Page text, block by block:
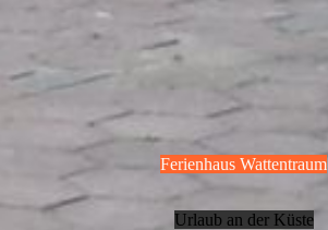
Ferienhaus Wattentraum
Urlaub an der Küste